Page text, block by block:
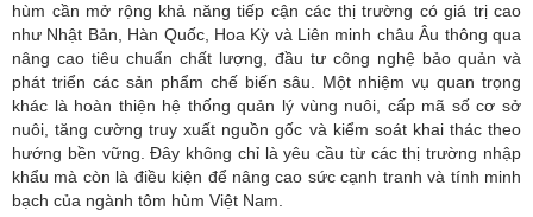
hùm cần mở rộng khả năng tiếp cận các thị trường có giá trị cao
như Nhật Bản, Hàn Quốc, Hoa Kỳ và Liên minh châu Âu thông qua
nâng cao tiêu chuẩn chất lượng, đầu tư công nghệ bảo quản và
phát triển các sản phẩm chế biến sâu. Một nhiệm vụ quan trọng
khác là hoàn thiện hệ thống quản lý vùng nuôi, cấp mã số cơ sở
nuôi, tăng cường truy xuất nguồn gốc và kiểm soát khai thác theo
hướng bền vững. Đây không chỉ là yêu cầu từ các thị trường nhập
khẩu mà còn là điều kiện để nâng cao sức cạnh tranh và tính minh
bạch của ngành tôm hùm Việt Nam.